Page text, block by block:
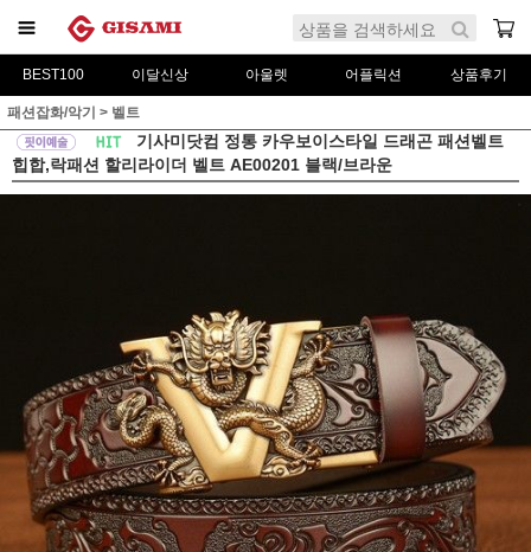
BEST100 이달신상 아울렛 어플릭션 상품후기
패션잡화/악기 > 벨트
기사미닷컴 정통 카우보이스타일 드래곤 패션벨트
힙합,락패션 할리라이더 벨트 AE00201 블랙/브라운